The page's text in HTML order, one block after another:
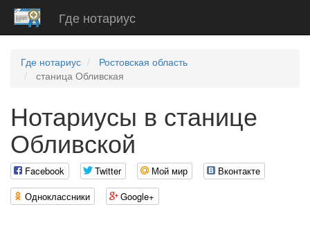
Где нотариус
Где нотариус
Ростовская область
станица Обливская
Нотариусы в станице
Обливской
Facebook Twitter Мой мир
Вконтакте
Одноклассники
Google+